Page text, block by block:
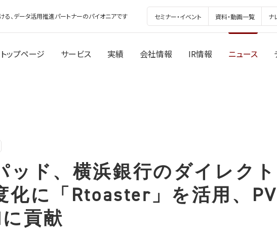
、データ活用推進パートナーのパイオニアです セミナー・イベント 資料・動画一覧 ナ
トップページ サービス 実績 会社情報 IR情報 ニュース
ッド、横浜銀行のダイレク
化に「Rtoaster」を活用、
貢献